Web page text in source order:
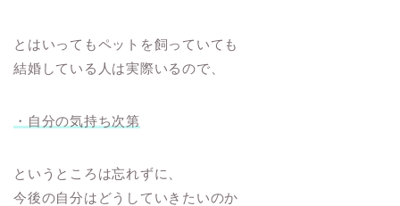
とはいってもペットを飼っていても
結婚している人は実際いるので、
・自分の気持ち次第
というところは忘れずに、
今後の自分はどうしていきたいのか